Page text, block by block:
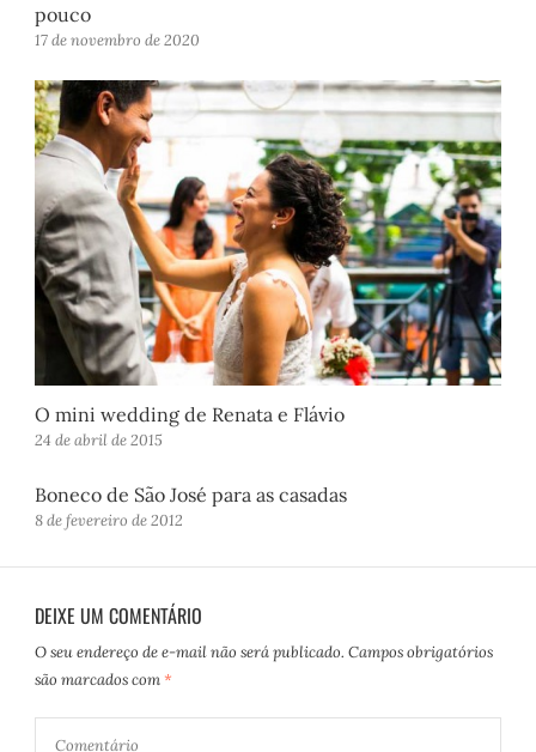
pouco
17 de novembro de 2020
O mini wedding de Renata e Flávio
24 de abril de 2015
Boneco de São José para as casadas
8 de fevereiro de 2012
DEIXE UM COMENTÁRIO
O seu endereço de e-mail não será publicado. Campos obrigatórios
são marcados com *